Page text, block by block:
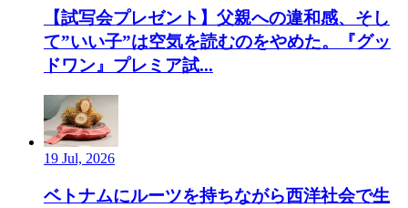
【試写会プレゼント】父親への違和感、そし
て”いい子”は空気を読むのをやめた。『グッ
ドワン』プレミア試...
19 Jul, 2026
ベトナムにルーツを持ちながら西洋社会で生